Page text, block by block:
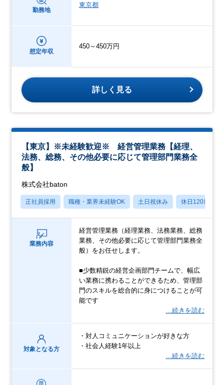
勤務地
東京都
想定年収
450～450万円
詳しく見る
【東京】※未経験歓迎※ 経営管理業務【経理、
法務、総務、その他必要に応じて管理部門業務全
般】
株式会社baton
正社員採用 職種・業界未経験OK 土日祝休み 休日120日以上
業務内容
経営管理業務（経理業務、法務業務、総務
業務、その他必要に応じて管理部門業務全
般）をお任せします。
■少数精鋭の経営企画部門チームで、幅広
い業務に携わることができるため、管理部
門のスキルを総合的に身につけることが可
能です
…続きを読む
対象となる方
・対人コミュニケーションが好きな方
・社会人経験1年以上
…続きを読む